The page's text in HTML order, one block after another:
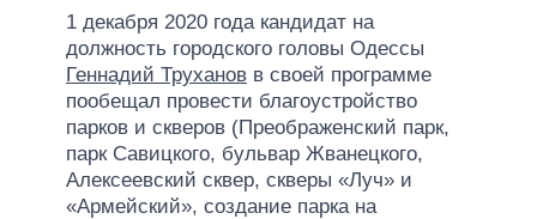
МЭРЫ
ВСЕ ПЕРСОНЫ
1 декабря 2020 года кандидат на
должность городского головы Одессы
Геннадий Труханов в своей программе
пообещал провести благоустройство
парков и скверов (Преображенский парк,
парк Савицкого, бульвар Жванецкого,
Алексеевский сквер, скверы «Луч» и
«Армейский», создание парка на